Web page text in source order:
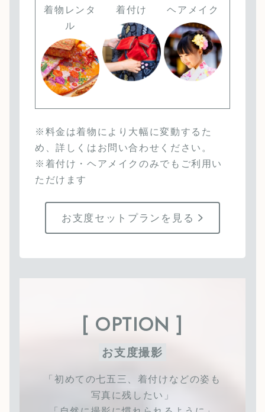
着物レンタ
ル
着付け ヘアメイク
※料金は着物により大幅に変動するた
め、詳しくはお問い合わせください。
※着付け・ヘアメイクのみでもご利用い
ただけます
お支度セットプランを見る
[ OPTION ]
お支度撮影
「初めての七五三、着付けなどの姿も
写真に残したい」